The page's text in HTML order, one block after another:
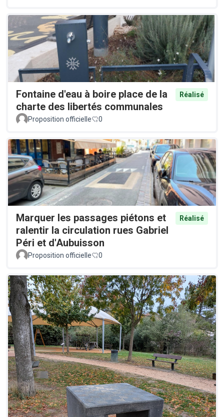
Fontaine d'eau à boire place de la
charte des libertés communales
Réalisé
Proposition officielle 0
Marquer les passages piétons et
ralentir la circulation rues Gabriel
Péri et d'Aubuisson
Réalisé
Proposition officielle 0